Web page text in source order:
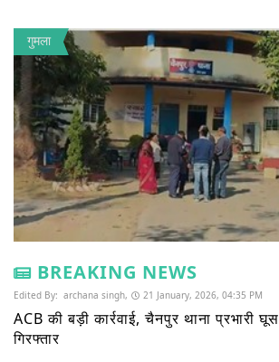
गुमला
BREAKING NEWS
Edited By: archana singh, 21 January, 2026, 04:35 PM
ACB की बड़ी कार्रवाई, चैनपुर थाना प्रभारी
गिरफ्तार